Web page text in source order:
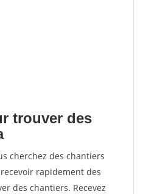
trouver des
cherchez des chantiers
rapidement des
des chantiers. Recevez